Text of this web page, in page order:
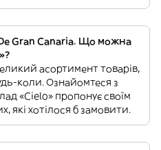
De Gran Canaria. Що можна
асортимент товарів,
коли. Ознайомтеся з
«Cielo» пропонує своїм
які хотілося б замовити.